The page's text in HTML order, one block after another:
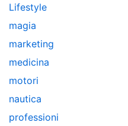
Lifestyle
magia
marketing
medicina
motori
nautica
professioni